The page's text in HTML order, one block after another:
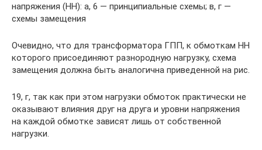
напряжения (НН): а, 6 — принципиальные схемы; в, г —
схемы замещения
Очевидно, что для трансформатора ГПП, к обмоткам НН
которого присоединяют разнородную нагрузку, схема
замещения должна быть аналогична приведенной на рис.
19, г, так как при этом нагрузки обмоток практически не
оказывают влияния друг на друга и уровни напряжения
на каждой обмотке зависят лишь от собственной
нагрузки.